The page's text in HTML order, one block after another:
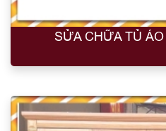
SỬA CHỮA TỦ